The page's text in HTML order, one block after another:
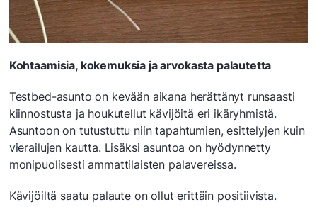
Kohtaamisia, kokemuksia ja arvokasta palautetta
Testbed-asunto on kevään aikana herättänyt runsaasti
kiinnostusta ja houkutellut kävijöitä eri ikäryhmistä.
Asuntoon on tutustuttu niin tapahtumien, esittelyjen kuin
vierailujen kautta. Lisäksi asuntoa on hyödynnetty
monipuolisesti ammattilaisten palavereissa.
Kävijöiltä saatu palaute on ollut erittäin positiivista.